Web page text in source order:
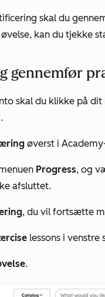
skal du
kan du tjekke
gennemfør
skal du klikke på dit
.
øverst i
Progress, og
afsluttet.
, du vil fortsætte
lessons i venstre
.